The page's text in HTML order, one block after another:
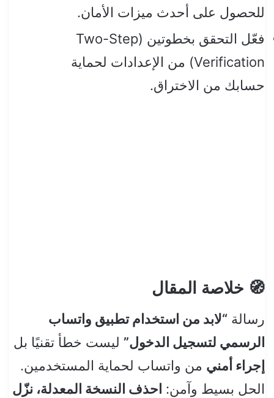
للحصول على أحدث ميزات الأمان.
فعّل التحقق بخطوتين (Two-Step
Verification) من الإعدادات لحماية
حسابك من الاختراق.
🧭 خلاصة المقال
رسالة “لابد من استخدام تطبيق واتساب
الرسمي لتسجيل الدخول” ليست خطأ تقنيًا بل
إجراء أمني من واتساب لحماية المستخدمين.
الحل بسيط وآمن: احذف النسخة المعدلة، نزّل